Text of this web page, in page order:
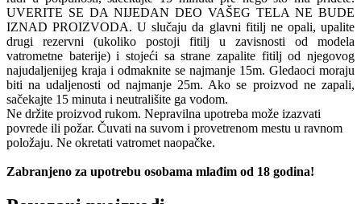
UVERITE SE DA NIJEDAN DEO VAŠEG TELA NE BUDE
IZNAD PROIZVODA. U slučaju da glavni fitilj ne opali, upalite
drugi rezervni (ukoliko postoji fitilj u zavisnosti od modela
vatrometne baterije) i stojeći sa strane zapalite fitilj od njegovog
najudaljenijeg kraja i odmaknite se najmanje 15m. Gledaoci moraju
biti na udaljenosti od najmanje 25m. Ako se proizvod ne zapali,
sačekajte 15 minuta i neutrališite ga vodom.
Ne držite proizvod rukom. Nepravilna upotreba može izazvati
povrede ili požar. Čuvati na suvom i provetrenom mestu u ravnom
položaju. Ne okretati vatromet naopačke.
Zabranjeno za upotrebu osobama mlađim od 18 godina!